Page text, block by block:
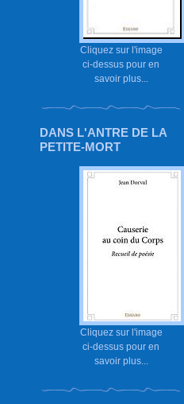
Cliquez sur l'image
ci-dessus pour en
savoir plus...
DANS L'ANTRE DE LA
PETITE-MORT
Cliquez sur l'image
ci-dessus pour en
savoir plus...